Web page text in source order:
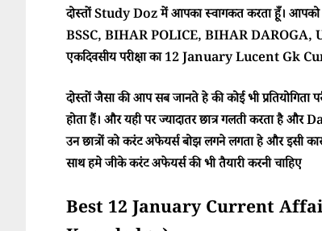
दोस्तों Study Doz में आपका स्वागकत करता हूँ। आपको
BSSC, BIHAR POLICE, BIHAR DAROGA,
एकदिवसीय परीक्षा का 12 January Lucent Gk
दोस्तों जैसा की आप सब जानते हे की कोई भी
होता हैं। और यही पर ज्यादातर छात्र गलती करता है
उन छात्रों को करंट अफेयर्स बोझ लगने लगता हे और इसी
साथ हमे जीके करंट अफेयर्स की भी तैयारी करनी चाहिए
Best 12 January Current Affairs